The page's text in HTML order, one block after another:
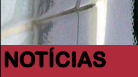
NOTÍCIAS